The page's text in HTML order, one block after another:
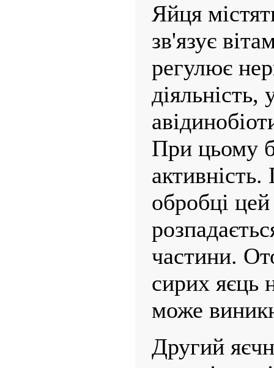
Яйця
зв'язує
регулює
При цьому
обробці
частини.
сирих яєць
може
Другий